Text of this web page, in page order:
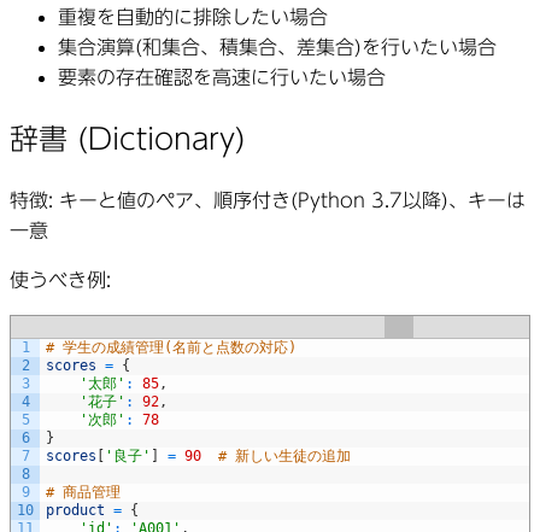
重複を自動的に排除したい場合
集合演算(和集合、積集合、差集合)を行いたい場合
要素の存在確認を高速に行いたい場合
辞書 (Dictionary)
特徴: キーと値のペア、順序付き(Python 3.7以降)、キーは
一意
使うべき例 :
1
2
3
4
5
6
7
8
9
10
# 学生の成績管理(名前と点数の対応)
scores = {
'太郎' : 85,
'花子' : 92,
'次郎' :
78
}
scores
'良子' = 90 # 新しい生徒の追加
# 商品管理
product = {